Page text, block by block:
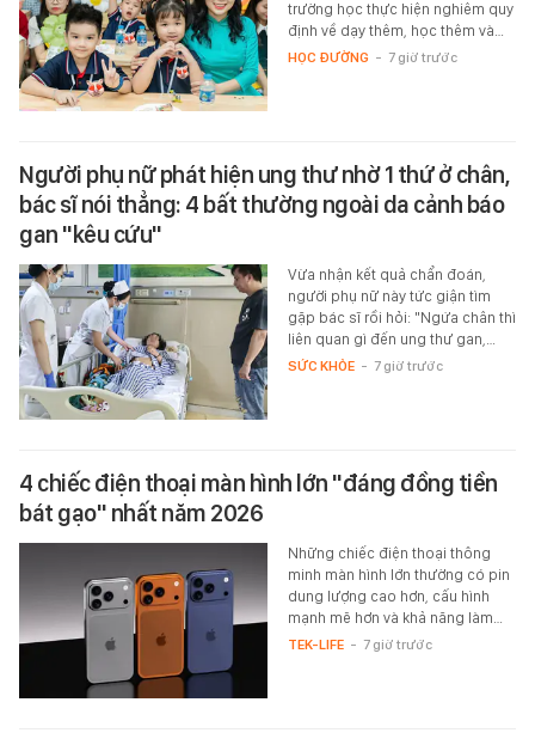
trường học thực hiện nghiêm quy
định về dạy thêm, học thêm và…
HỌC ĐƯỜNG - 7 giờ trước
Người phụ nữ phát hiện ung thư nhờ 1 thứ ở chân,
bác sĩ nói thẳng: 4 bất thường ngoài da cảnh báo
gan "kêu cứu"
Vừa nhận kết quả chẩn đoán,
người phụ nữ này tức giận tìm
gặp bác sĩ rồi hỏi: "Ngứa chân thì
liên quan gì đến ung thư gan,…
SỨC KHỎE - 7 giờ trước
4 chiếc điện thoại màn hình lớn "đáng đồng tiền
bát gạo" nhất năm 2026
Những chiếc điện thoại thông
minh màn hình lớn thường có pin
dung lượng cao hơn, cấu hình
mạnh mẽ hơn và khả năng làm…
TEK-LIFE - 7 giờ trước